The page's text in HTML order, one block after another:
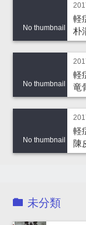
No thumbnail
軽
朴
No thumbnail
軽
竜
No thumbnail
軽
陳
未分類